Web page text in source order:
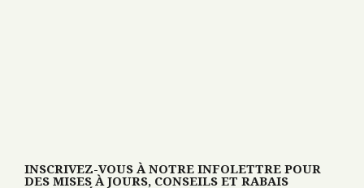
INSCRIVEZ-VOUS À NOTRE INFOLETTRE POUR
DES MISES À JOURS, CONSEILS ET RABAIS